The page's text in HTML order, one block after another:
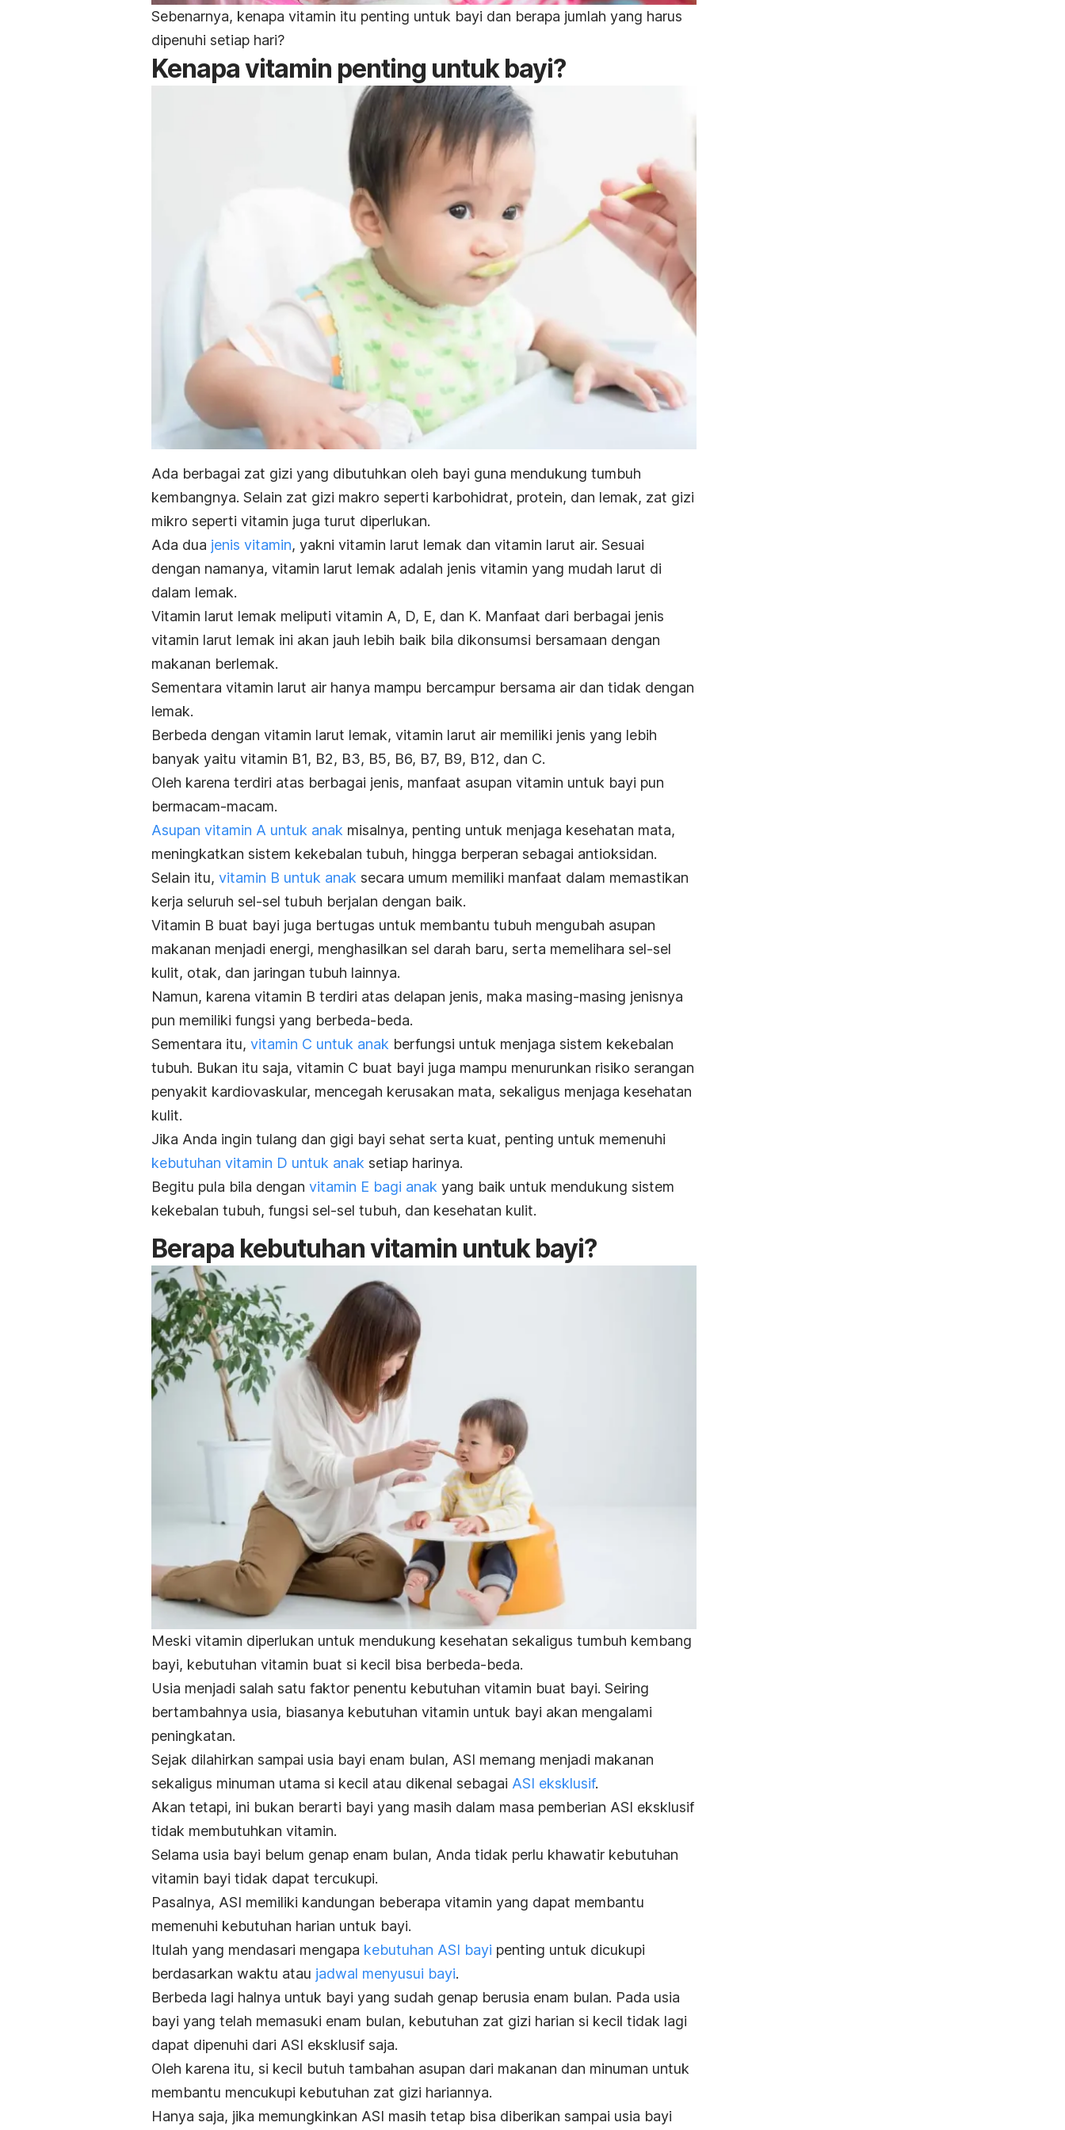
Sebenarnya, kenapa vitamin itu penting untuk bayi dan berapa jumlah yang harus
dipenuhi setiap hari?
Kenapa vitamin penting untuk bayi?
Ada berbagai zat gizi yang dibutuhkan oleh bayi guna mendukung tumbuh
kembangnya. Selain zat gizi makro seperti karbohidrat, protein, dan lemak, zat gizi
mikro seperti vitamin juga turut diperlukan.
Ada dua jenis vitamin, yakni vitamin larut lemak dan vitamin larut air. Sesuai
dengan namanya, vitamin larut lemak adalah jenis vitamin yang mudah larut di
dalam lemak.
Vitamin larut lemak meliputi vitamin A, D, E, dan K. Manfaat dari berbagai jenis
vitamin larut lemak ini akan jauh lebih baik bila dikonsumsi bersamaan dengan
makanan berlemak.
Sementara vitamin larut air hanya mampu bercampur bersama air dan tidak dengan
lemak.
Berbeda dengan vitamin larut lemak, vitamin larut air memiliki jenis yang lebih
banyak yaitu vitamin B1, B2, B3, B5, B6, B7, B9, B12, dan C.
Oleh karena terdiri atas berbagai jenis, manfaat asupan vitamin untuk bayi pun
bermacam-macam.
Asupan vitamin A untuk anak misalnya, penting untuk menjaga kesehatan mata,
meningkatkan sistem kekebalan tubuh, hingga berperan sebagai antioksidan.
Selain itu, vitamin B untuk anak secara umum memiliki manfaat dalam memastikan
kerja seluruh sel-sel tubuh berjalan dengan baik.
Vitamin B buat bayi juga bertugas untuk membantu tubuh mengubah asupan
makanan menjadi energi, menghasilkan sel darah baru, serta memelihara sel-sel
kulit, otak, dan jaringan tubuh lainnya.
Namun, karena vitamin B terdiri atas delapan jenis, maka masing-masing jenisnya
pun memiliki fungsi yang berbeda-beda.
Sementara itu, vitamin C untuk anak berfungsi untuk menjaga sistem kekebalan
tubuh. Bukan itu saja, vitamin C buat bayi juga mampu menurunkan risiko serangan
penyakit kardiovaskular, mencegah kerusakan mata, sekaligus menjaga kesehatan
kulit.
Jika Anda ingin tulang dan gigi bayi sehat serta kuat, penting untuk memenuhi
kebutuhan vitamin D untuk anak setiap harinya.
Begitu pula bila dengan vitamin E bagi anak yang baik untuk mendukung sistem
kekebalan tubuh, fungsi sel-sel tubuh, dan kesehatan kulit.
Berapa kebutuhan vitamin untuk bayi?
Meski vitamin diperlukan untuk mendukung kesehatan sekaligus tumbuh kembang
bayi, kebutuhan vitamin buat si kecil bisa berbeda-beda.
Usia menjadi salah satu faktor penentu kebutuhan vitamin buat bayi. Seiring
bertambahnya usia, biasanya kebutuhan vitamin untuk bayi akan mengalami
peningkatan.
Sejak dilahirkan sampai usia bayi enam bulan, ASI memang menjadi makanan
sekaligus minuman utama si kecil atau dikenal sebagai ASI eksklusif.
Akan tetapi, ini bukan berarti bayi yang masih dalam masa pemberian ASI eksklusif
tidak membutuhkan vitamin.
Selama usia bayi belum genap enam bulan, Anda tidak perlu khawatir kebutuhan
vitamin bayi tidak dapat tercukupi.
Pasalnya, ASI memiliki kandungan beberapa vitamin yang dapat membantu
memenuhi kebutuhan harian untuk bayi.
Itulah yang mendasari mengapa kebutuhan ASI bayi penting untuk dicukupi
berdasarkan waktu atau jadwal menyusui bayi.
Berbeda lagi halnya untuk bayi yang sudah genap berusia enam bulan. Pada usia
bayi yang telah memasuki enam bulan, kebutuhan zat gizi harian si kecil tidak lagi
dapat dipenuhi dari ASI eksklusif saja.
Oleh karena itu, si kecil butuh tambahan asupan dari makanan dan minuman untuk
membantu mencukupi kebutuhan zat gizi hariannya.
Hanya saja, jika memungkinkan ASI masih tetap bisa diberikan sampai usia bayi